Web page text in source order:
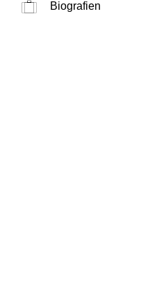
Biografien